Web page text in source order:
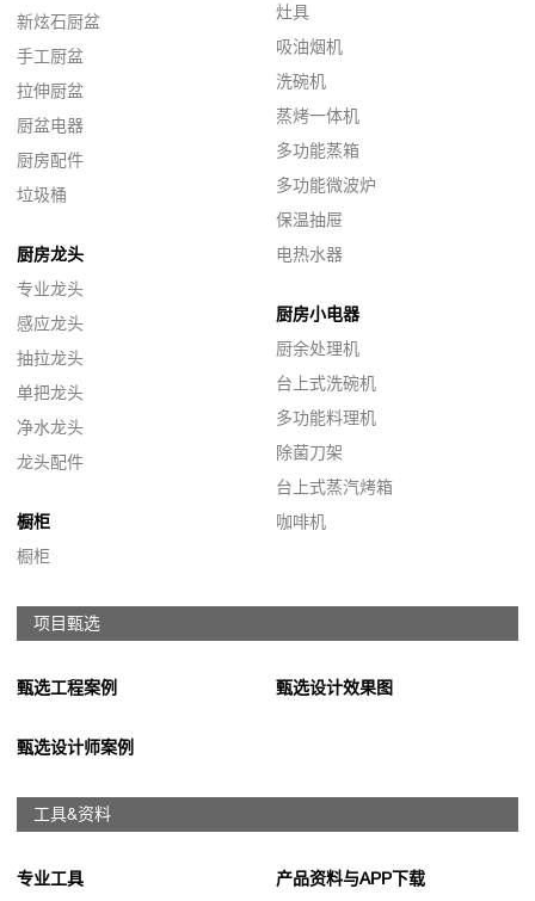
新炫石厨盆
手工厨盆
拉伸厨盆
厨盆电器
厨房配件
垃圾桶
厨房龙头
专业龙头
感应龙头
抽拉龙头
单把龙头
净水龙头
龙头配件
橱柜
橱柜
灶具
吸油烟机
洗碗机
蒸烤一体机
多功能蒸箱
多功能微波炉
保温抽屉
电热水器
厨房小电器
厨余处理机
台上式洗碗机
多功能料理机
除菌刀架
台上式蒸汽烤箱
咖啡机
项目甄选
甄选工程案例
甄选设计师案例
甄选设计效果图
工具&资料
专业工具
产品资料与APP下载